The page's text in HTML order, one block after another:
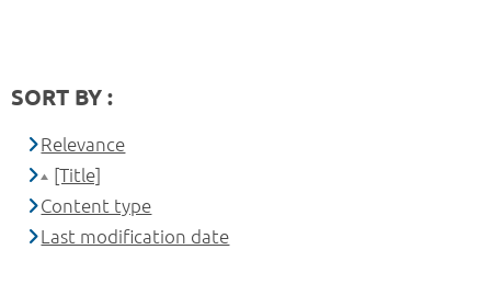
SORT BY :
Relevance
[Title]
Content type
Last modification date